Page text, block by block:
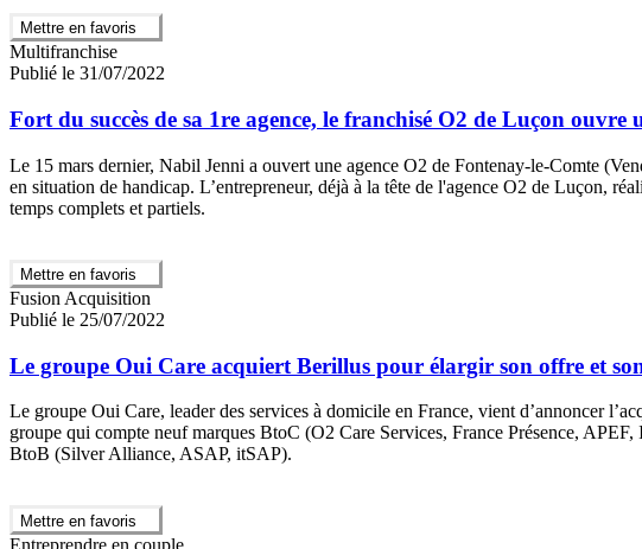
Mettre en favoris
Multifranchise
Publié le 31/07/2022
Fort du succès de sa 1re agence, le franchisé O2 de Luçon ouvre
Le 15 mars dernier, Nabil Jenni a ouvert une agence O2 de Fontenay-le-Comte
en situation de handicap. L’entrepreneur, déjà à la tête de l'agence O2 de Luçon,
temps complets et partiels.
Mettre en favoris
Fusion Acquisition
Publié le 25/07/2022
Le groupe Oui Care acquiert Berillus pour élargir son offre et
Le groupe Oui Care, leader des services à domicile en France, vient d’annoncer
groupe qui compte neuf marques BtoC (O2 Care Services, France Présence,
BtoB (Silver Alliance, ASAP, itSAP).
Mettre en favoris
Entreprendre en couple